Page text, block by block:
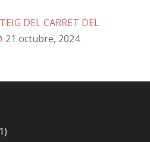
DEL CARRET DEL
21 octubre, 2024